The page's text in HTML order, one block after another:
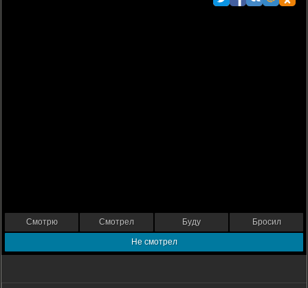
Смотрю Смотрел Буду Бросил
Не смотрел